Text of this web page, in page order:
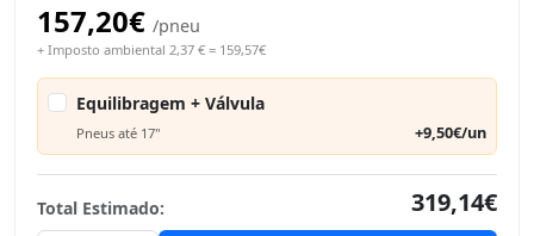
157,20€ /pneu
+ Imposto ambiental 2,37 € = 159,57€
Equilibragem + Válvula
Pneus até 17" +9,50€/un
Total Estimado:
319,14€